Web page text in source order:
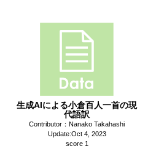
生成AIによる小倉百人一首の現
代語訳
Contributor：Nanako Takahashi
Update:Oct 4, 2023
score 1